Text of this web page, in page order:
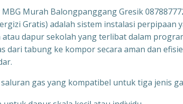
Murah Balongpanggang Gresik
Gratis) adalah sistem instalasi perpipaan
dapur sekolah yang terlibat dalam
dari tabung ke kompor secara aman dan
gas yang kompatibel untuk tiga jenis